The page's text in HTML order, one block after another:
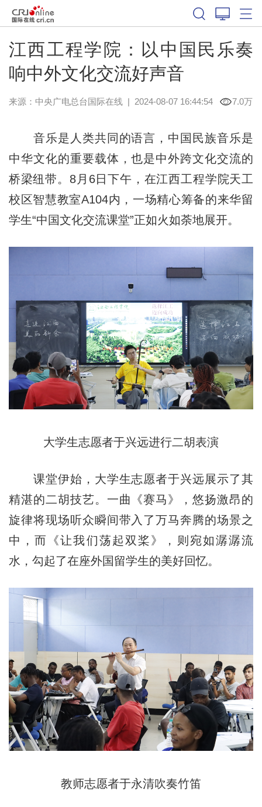
江西工程学院：以中国民乐奏
响中外文化交流好声音
来源：中央广电总台国际在线| 2024-08-07 16:44:54 7.0万
音乐是人类共同的语言，中国民族音乐是
中华文化的重要载体，也是中外跨文化交流的
桥梁纽带。8月6日下午，在江西工程学院天工
校区智慧教室A104内，一场精心筹备的来华留
学生“中国文化交流课堂”正如火如荼地展开。
大学生志愿者于兴远进行二胡表演
课堂伊始，大学生志愿者于兴远展示了其
精湛的二胡技艺。一曲《赛马》，悠扬激昂的
旋律将现场听众瞬间带入了万马奔腾的场景之
中，而《让我们荡起双桨》，则宛如潺潺流
水，勾起了在座外国留学生的美好回忆。
教师志愿者于永清吹奏竹笛